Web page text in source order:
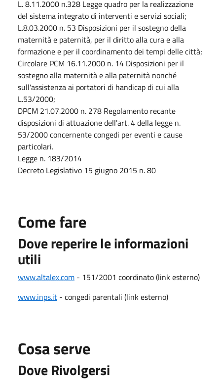
L. 8.11.2000 n.328 Legge quadro per la realizzazione
del sistema integrato di interventi e servizi sociali;
L.8.03.2000 n. 53 Disposizioni per il sostegno della
maternità e paternità, per il diritto alla cura e alla
formazione e per il coordinamento dei tempi delle città;
Circolare PCM 16.11.2000 n. 14 Disposizioni per il
sostegno alla maternità e alla paternità nonché
sull'assistenza ai portatori di handicap di cui alla
L.53/2000;
DPCM 21.07.2000 n. 278 Regolamento recante
disposizioni di attuazione dell'art. 4 della legge n.
53/2000 concernente congedi per eventi e cause
particolari.
Legge n. 183/2014
Decreto Legislativo 15 giugno 2015 n. 80
Come fare
Dove reperire le informazioni
utili
www.altalex.com - 151/2001 coordinato (link esterno)
www.inps.it - congedi parentali (link esterno)
Cosa serve
Dove Rivolgersi